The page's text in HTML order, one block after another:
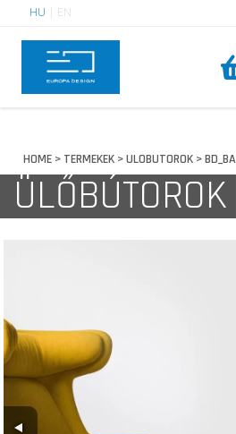
HU EN
HOME > TERMEKEK >ULOBUTOROK >
ÜLŐBÚTOROK